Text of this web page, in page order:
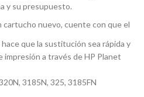
y su presupuesto.
cartucho nuevo, cuente con que el
que la sustitución sea rápida y
impresión a través de HP Planet
3185N, 325, 3185FN